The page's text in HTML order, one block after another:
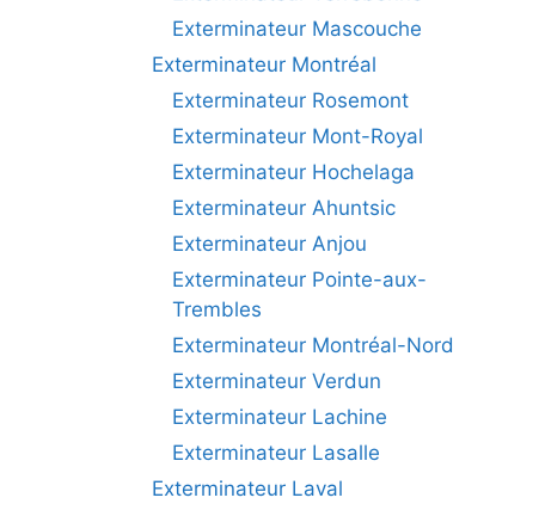
Exterminateur Mascouche
Exterminateur Montréal
Exterminateur Rosemont
Exterminateur Mont-Royal
Exterminateur Hochelaga
Exterminateur Ahuntsic
Exterminateur Anjou
Exterminateur Pointe-aux-
Trembles
Exterminateur Montréal-Nord
Exterminateur Verdun
Exterminateur Lachine
Exterminateur Lasalle
Exterminateur Laval